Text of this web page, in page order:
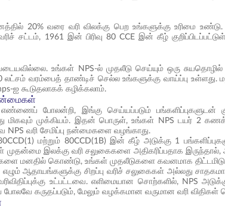
20% வரை வரி விலக்கு பெற உங்களுக்கு உரிமை உண்டு.
சட்டம், 1961 இன் பிரிவு 80 CCE இன் கீழ்
உங்கள் NPS-ல் முதலீடு செய்யும் ஒரு
வரம்பைத் தாண்டிச் செல்ல உங்களுக்கு வாய்ப்பு உள்ளது.
ஐ கூடுதலாகக் கழிக்கலாம்.
போலன்றி, இங்கு செய்யப்படும் பங்களிப்புகளுடன்
முக்கியம். இதன் பொருள், உங்கள் NPS டயர் 2
வரி சேமிப்பு நன்மைகளை வழங்காது.
80CCD(1) மற்றும் 80CCD(1B) இன் கீழ் அடுக்கு 1
இலக்கு வரி சலுகைகளை அதிகரிப்பதாக இருந்தால்,
மனதில் கொண்டு, உங்கள் முதலீடுகளை கவனமாக
எழும் ஆதாயங்களுக்கு சிறப்பு வரிச் சலுகைகள் அல்லது
உட்பட்டவை. எளிமையான சொற்களில், NPS
கருதப்படும், மேலும் வழக்கமான வருமான வரி விதிகள்